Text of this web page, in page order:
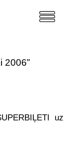
2006”
uz